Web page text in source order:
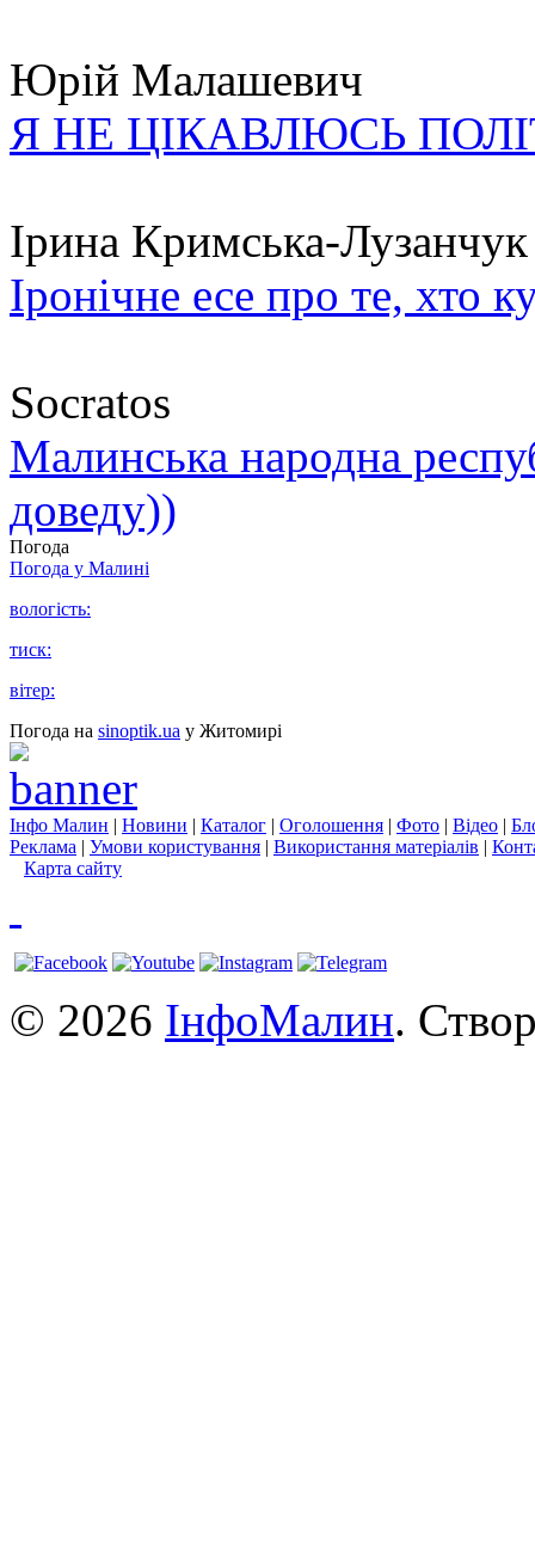
Юрій Малашевич
Я НЕ ЦІКАВЛЮСЬ
Ірина Кримська-Лузанчук
Іронічне есе про те, хто
Socratos
Малинська народна
доведу))
Погода
Погода у Малині
вологість:
тиск:
вітер:
Погода на sinoptik.ua у Житомирі
Інфо Малин | Новини | Каталог | Оголошення | Фото | Відео |
Реклама | Умови користування | Використання матеріалів |
Карта сайту
© 2026 ІнфоМалин.